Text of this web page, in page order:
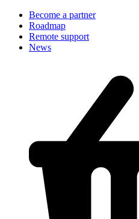
Become a partner
Roadmap
Remote support
News